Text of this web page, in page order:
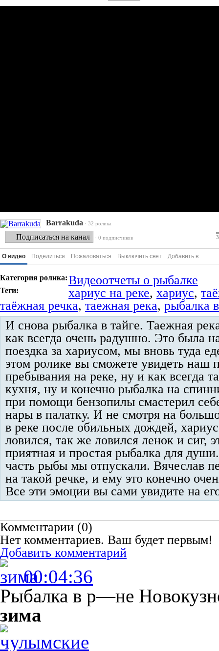
Barrakuda · 32 ролика
Подписаться на канал · 0 подписчиков
О видео Поделиться Пожаловаться Выключить свет Добавить в
Категория ролика:Видеоотчеты о рыбалке
Теги: хариус на реке, хариус,
таёжная речка, таежная река, рыбалка
И снова рыбалка в тайге. Таежная
как всегда очень радушно. Это была
поездка за хариусом, мы вновь туда
этом ролике вы сможете увидеть наш
пребывания на реке, ну и как всегда
кухня, ну и конечно рыбалка на
при помощи бензопилы смастерил
нары в палатку. И не смотря на
в реке после обильных дождей,
ловился, так же ловился ленок и сиг,
приятная и простая рыбалка для
часть рыбы мы отпускали. Вячеслав
на такой речке, и ему это конечно
Все эти эмоции вы сами увидите на
Комментарии (0)
Нет комментариев. Ваш будет первым!
Добавить комментарий
00:04:36
Рыбалка в р—не
зима